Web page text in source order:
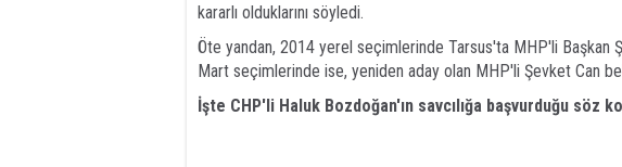
kararlı olduklarını söyledi.
Öte yandan, 2014 yerel seçimlerinde Tarsus'ta MHP'li Başkan
Mart seçimlerinde ise, yeniden aday olan MHP'li Şevket Can
İşte CHP'li Haluk Bozdoğan'ın savcılığa başvurduğu söz